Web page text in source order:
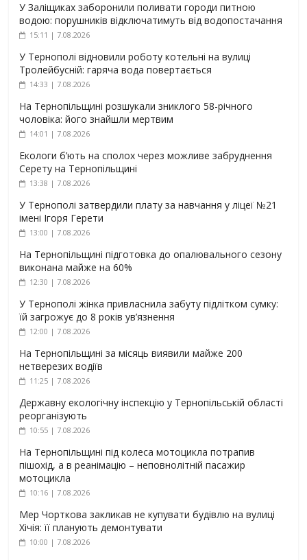
У Заліщиках заборонили поливати городи питною
водою: порушників відключатимуть від водопостачання
15:11 | 7.08.2026
У Тернополі відновили роботу котельні на вулиці
Тролейбусній: гаряча вода повертається
14:33 | 7.08.2026
На Тернопільщині розшукали зниклого 58-річного
чоловіка: його знайшли мертвим
14:01 | 7.08.2026
Екологи б’ють на сполох через можливе забруднення
Серету на Тернопільщині
13:38 | 7.08.2026
У Тернополі затвердили плату за навчання у ліцеї №21
імені Ігоря Герети
13:00 | 7.08.2026
На Тернопільщині підготовка до опалювального сезону
виконана майже на 60%
12:30 | 7.08.2026
У Тернополі жінка привласнила забуту підлітком сумку:
їй загрожує до 8 років ув’язнення
12:00 | 7.08.2026
На Тернопільщині за місяць виявили майже 200
нетверезих водіїв
11:25 | 7.08.2026
Державну екологічну інспекцію у Тернопільській області
реорганізують
10:55 | 7.08.2026
На Тернопільщині під колеса мотоцикла потрапив
пішохід, а в реанімацію – неповнолітній пасажир
мотоцикла
10:16 | 7.08.2026
Мер Чорткова закликав не купувати будівлю на вулиці
Хічія: її планують демонтувати
10:00 | 7.08.2026